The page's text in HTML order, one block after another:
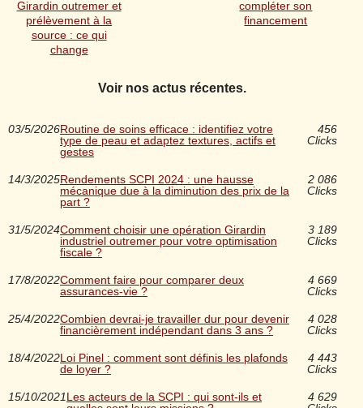
Girardin outremer et
prélèvement à la
source : ce qui
change
compléter son
financement
Voir nos actus récentes.
03/5/2026Routine de soins efficace : identifiez votre
type de peau et adaptez textures, actifs et
gestes
456
Clicks
14/3/2025Rendements SCPI 2024 : une hausse
mécanique due à la diminution des prix de la
part ?
2 086
Clicks
31/5/2024Comment choisir une opération Girardin
industriel outremer pour votre optimisation
fiscale ?
3 189
Clicks
17/8/2022Comment faire pour comparer deux
assurances-vie ?
4 669
Clicks
25/4/2022Combien devrai-je travailler dur pour devenir
financièrement indépendant dans 3 ans ?
4 028
Clicks
18/4/2022Loi Pinel : comment sont définis les plafonds
de loyer ?
4 443
Clicks
15/10/2021Les acteurs de la SCPI : qui sont-ils et
4 629